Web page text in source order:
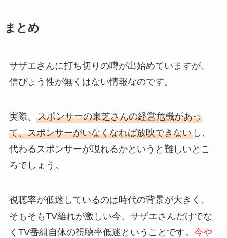
まとめ
サザエさんに打ち切りの噂が出始めていますが、
信ぴょう性が無くはない情報なのです。
実際、 スポンサーの東芝さんの経営危機があっ
て、スポンサーがいなくなれば放映できないし、
代わるスポンサーが現れるかというと難しいとこ
ろでしょう。
視聴率が低迷しているのは時代の背景が大きく、
そもそもTV離れが激しい今、サザエさんだけでな
くTV番組自体の視聴率低迷ということです。 今や